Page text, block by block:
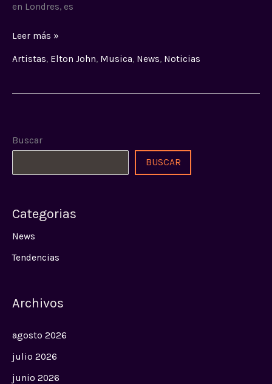
en Londres, es
Leer más »
Artistas, Elton John, Musica, News, Noticias
Buscar
BUSCAR
Categorias
News
Tendencias
Archivos
agosto 2026
julio 2026
junio 2026